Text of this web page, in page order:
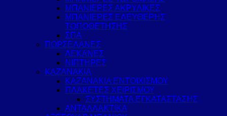
ΜΠΑΝΙΕΡΕΣ ΑΚΡΥΛΙΚΕΣ
ΜΠΑΝΙΕΡΕΣ ΕΛΕΥΘΕΡΗΣ
ΤΟΠΟΘΕΤΗΣΗΣ
ΣΠΑ
ΠΟΡΣΕΛΑΝΕΣ
ΛΕΚΑΝΕΣ
ΝΙΠΤΗΡΕΣ
ΚΑΖΑΝΑΚΙΑ
ΚΑΖΑΝΑΚΙΑ ΕΝΤΟΙΧΙΣΜΟΥ
ΠΛΑΚΕΤΕΣ ΧΕΙΡΙΣΜΟΥ
ΣΥΣΤΗΜΑΤΑ ΕΓΚΑΤΑΣΤΑΣΗΣ
ΑΝΤΑΛΛΑΚΤΙΚΑ